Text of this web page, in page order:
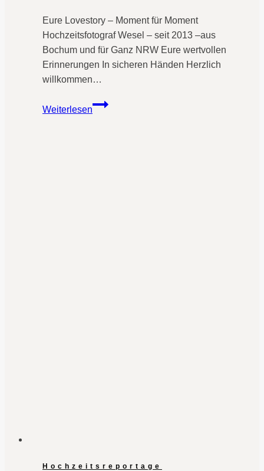
Eure Lovestory – Moment für Moment
Hochzeitsfotograf Wesel – seit 2013 –aus
Bochum und für Ganz NRW Eure wertvollen
Erinnerungen In sicheren Händen Herzlich
willkommen…
Weiterlesen
Hochzeitsfotograf
Hochzeitsreportage